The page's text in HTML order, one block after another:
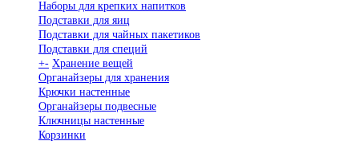
Наборы для крепких напитков
Подставки для яиц
Подставки для чайных пакетиков
Подставки для специй
+- Хранение вещей
Органайзеры для хранения
Крючки настенные
Органайзеры подвесные
Ключницы настенные
Корзинки